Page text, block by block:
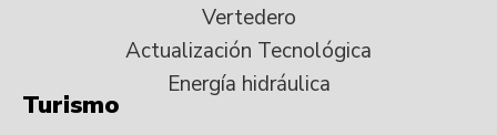
Vertedero
Actualización Tecnológica
Energía hidráulica
Turismo